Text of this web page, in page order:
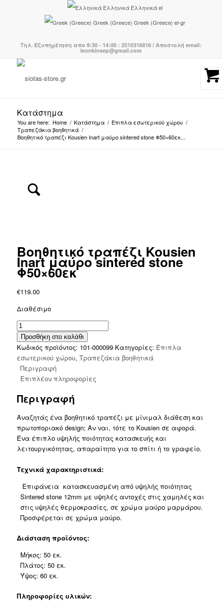
Ελληνικά Ελληνικά el
Greek (Greece) Greek (Greece) el-gr
Τηλ. Εξυπηρέτηση απο 9:30 - 14:00 : 2510316816 / Αποστολή email:
leonkinsep@gmail.com
Κατάστημα
You are here: Home / Κατάστημα / Έπιπλα εσωτερικού χώρου /
Τραπεζάκια βοηθητικά /
Βοηθητικό τραπέζι Kousien Inart μαύρο sintered stone Φ50×60εκ...
Βοηθητικό τραπέζι Kousien
Inart μαύρο sintered stone
Φ50×60εκ
€119.00
Διαθέσιμο
Βοηθητικό
τραπέζι
Kousien
Inart
μαύρο
sintered
Φ50x60εκ
Προσθήκη στο καλάθι
Κωδικός προϊόντος: 101-000099 Κατηγορίες: Έπιπλα
εσωτερικού χώρου, Τραπεζάκια βοηθητικά
Περιγραφή
Επιπλέον πληροφορίες
Περιγραφή
Aναζητάς ένα βοηθητικό τραπέζι με μίνιμαλ διάθεση και
πρωτοποριακό design; Αν ναι, τότε το Kousien σε αφορά.
Ένα έπιπλο υψηλής ποιότητας κατασκευής και
λειτουργικότητας, απαραίτητο για το σπίτι ή το γραφείο.
Τεχνικά χαρακτηριστικά:
Επιφάνεια κατασκευασμένη από υψηλής ποιότητας
Sintered stone 12mm με υψηλές αντοχές στις χαμηλές και
στις υψηλές θερμοκρασίες, σε χρώμα μαύρο μαρμάρου.
Προσφέρεται σε χρώμα μαύρο.
Διάσταση προϊόντος:
Μήκος: 50 εκ.
Πλάτος: 50 εκ.
Ύψος: 60 εκ.
Πληροφορίες υλικών: